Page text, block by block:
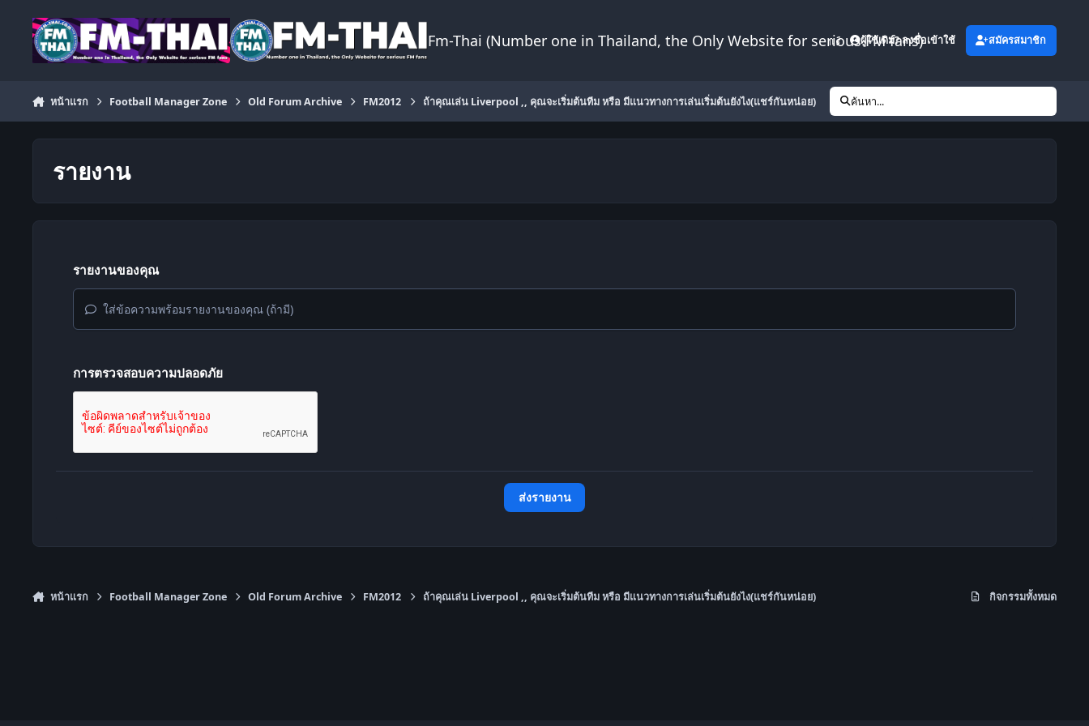
Fm-Thai (Number one in Thailand, the Only Website for serious FM fans)
เพิ่มเติม ผู้ใช้เดิม? ลงชื่อเข้าใช้ สมัครสมาชิก
หน้าแรก Football Manager Zone Old Forum Archive FM2012 ถ้าคุณเล่น Liverpool ,, คุณจะเริ่มต้นทีม หรือ มีแนวทางการเล่นเริ่มต้นยังไง(แชร์กันหน่อย) ค้นหา...
รายงาน
รายงานของคุณ
ใส่ข้อความพร้อมรายงานของคุณ (ถ้ามี)
การตรวจสอบความปลอดภัย
ส่งรายงาน
หน้าแรก Football Manager Zone Old Forum Archive FM2012 ถ้าคุณเล่น Liverpool ,, คุณจะเริ่มต้นทีม หรือ มีแนวทางการเล่นเริ่มต้นยังไง(แชร์กันหน่อย) กิจกรรมทั้งหมด